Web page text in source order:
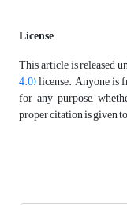
License
This article is released
4.0)license. Anyone is
for any purpose,
proper citation is given